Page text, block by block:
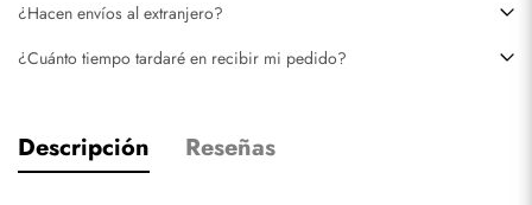
¿Hacen envíos al extranjero?
¿Cuánto tiempo tardaré en recibir mi pedido?
Descripción Reseñas